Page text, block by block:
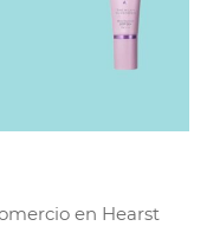
en Hearst